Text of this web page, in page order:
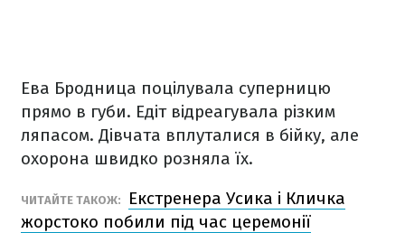
Ева Бродница поцілувала суперницю
прямо в губи. Едіт відреагувала різким
ляпасом. Дівчата вплуталися в бійку, але
охорона швидко розняла їх.
ЧИТАЙТЕ ТАКОЖ:
Екстренера Усика і Кличка
жорстоко побили під час церемонії